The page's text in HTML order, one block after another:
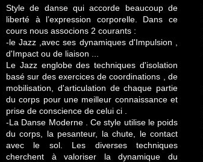
​Style de danse qui accorde beaucoup de
liberté à l’expression corporelle. Dans ce
cours nous associons 2 courants :
-le Jazz ,avec ses dynamiques d'Impulsion ,
d'Impact ou de liaison ...
Le Jazz englobe des techniques d'isolation
basé sur des exercices de coordinations , de
mobilisation, d'articulation de chaque partie
du corps pour une meilleur connaissance et
prise de conscience de celui ci .
-La Danse Moderne . Ce style utilise le poids
du corps, la pesanteur, la chute, le contact
avec le sol. Les diverses techniques
cherchent à valoriser la dynamique du